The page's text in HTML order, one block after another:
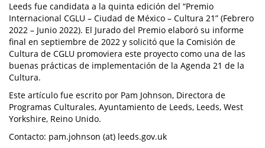
Leeds fue candidata a la quinta edición del “Premio
Internacional CGLU – Ciudad de México – Cultura 21” (Febrero
2022 – Junio 2022). El Jurado del Premio elaboró su informe
final en septiembre de 2022 y solicitó que la Comisión de
Cultura de CGLU promoviera este proyecto como una de las
buenas prácticas de implementación de la Agenda 21 de la
Cultura.
Este artículo fue escrito por Pam Johnson, Directora de
Programas Culturales, Ayuntamiento de Leeds, Leeds, West
Yorkshire, Reino Unido.
Contacto: pam.johnson (at) leeds.gov.uk